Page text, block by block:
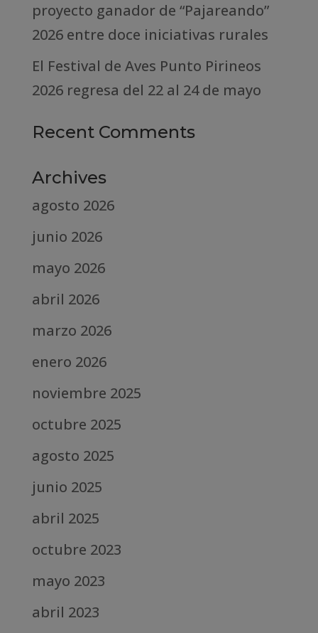
proyecto ganador de “Pajareando”
2026 entre doce iniciativas rurales
El Festival de Aves Punto Pirineos
2026 regresa del 22 al 24 de mayo
Recent Comments
Archives
agosto 2026
junio 2026
mayo 2026
abril 2026
marzo 2026
enero 2026
noviembre 2025
octubre 2025
agosto 2025
junio 2025
abril 2025
octubre 2023
mayo 2023
abril 2023